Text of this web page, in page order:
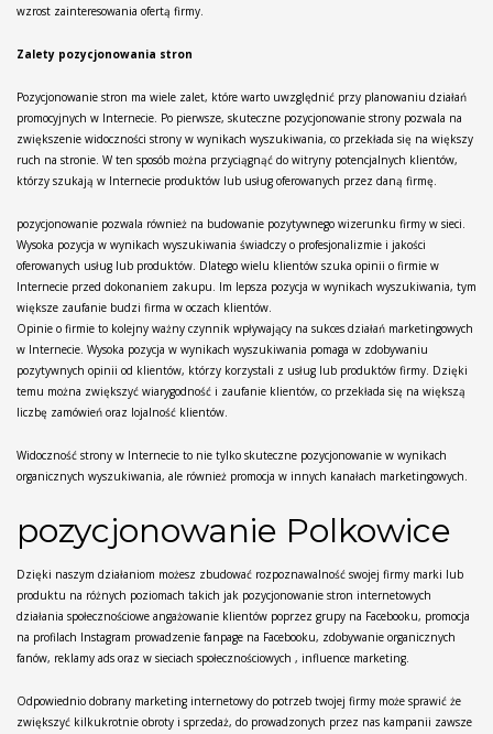
wzrost zainteresowania ofertą firmy.
Zalety pozycjonowania stron
Pozycjonowanie stron ma wiele zalet, które warto uwzględnić przy planowaniu działań
promocyjnych w Internecie. Po pierwsze, skuteczne pozycjonowanie strony pozwala na
zwiększenie widoczności strony w wynikach wyszukiwania, co przekłada się na większy
ruch na stronie. W ten sposób można przyciągnąć do witryny potencjalnych klientów,
którzy szukają w Internecie produktów lub usług oferowanych przez daną firmę.
pozycjonowanie pozwala również na budowanie pozytywnego wizerunku firmy w sieci.
Wysoka pozycja w wynikach wyszukiwania świadczy o profesjonalizmie i jakości
oferowanych usług lub produktów. Dlatego wielu klientów szuka opinii o firmie w
Internecie przed dokonaniem zakupu. Im lepsza pozycja w wynikach wyszukiwania, tym
większe zaufanie budzi firma w oczach klientów.
Opinie o firmie to kolejny ważny czynnik wpływający na sukces działań marketingowych
w Internecie. Wysoka pozycja w wynikach wyszukiwania pomaga w zdobywaniu
pozytywnych opinii od klientów, którzy korzystali z usług lub produktów firmy. Dzięki
temu można zwiększyć wiarygodność i zaufanie klientów, co przekłada się na większą
liczbę zamówień oraz lojalność klientów.
Widoczność strony w Internecie to nie tylko skuteczne pozycjonowanie w wynikach
organicznych wyszukiwania, ale również promocja w innych kanałach marketingowych.
pozycjonowanie Polkowice
Dzięki naszym działaniom możesz zbudować rozpoznawalność swojej firmy marki lub
produktu na różnych poziomach takich jak pozycjonowanie stron internetowych
działania społecznościowe angażowanie klientów poprzez grupy na Facebooku, promocja
na profilach Instagram prowadzenie fanpage na Facebooku, zdobywanie organicznych
fanów, reklamy ads oraz w sieciach społecznościowych , influence marketing.
Odpowiednio dobrany marketing internetowy do potrzeb twojej firmy może sprawić że
zwiększyć kilkukrotnie obroty i sprzedaż, do prowadzonych przez nas kampanii zawsze